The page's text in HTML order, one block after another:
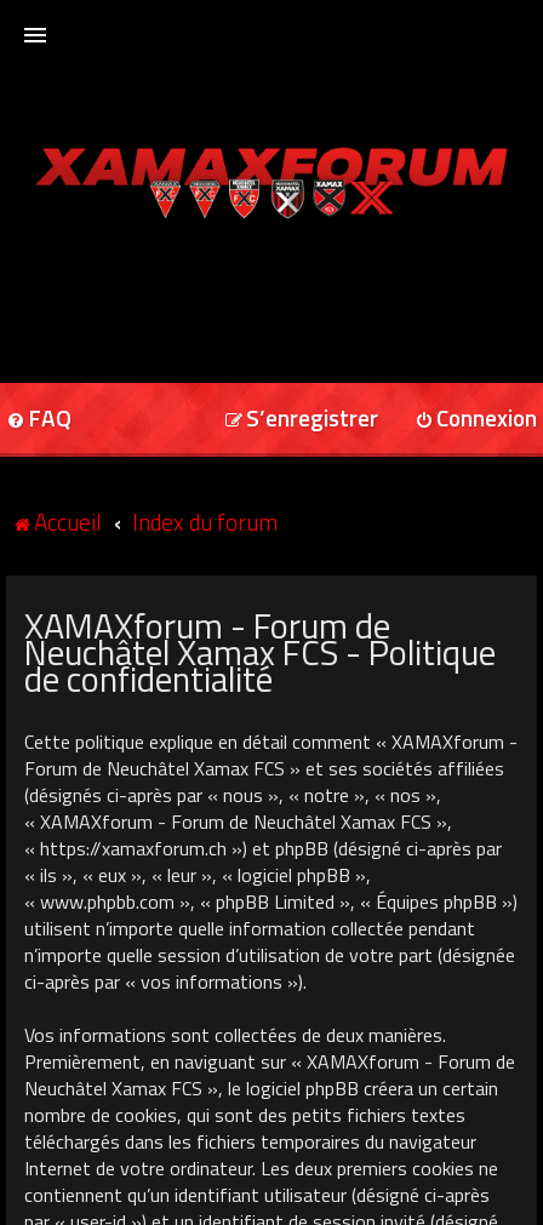
XAMAXFORUM
FAQ Connexion
S’enregistrer
Accueil Index du forum
XAMAXforum - Forum de
Neuchâtel Xamax FCS - Politique
de confidentialité
Cette politique explique en détail comment « XAMAXforum -
Forum de Neuchâtel Xamax FCS » et ses sociétés affiliées
(désignés ci-après par « nous », « notre », « nos »,
« XAMAXforum - Forum de Neuchâtel Xamax FCS »,
« https://xamaxforum.ch ») et phpBB (désigné ci-après par
« ils », « eux », « leur », « logiciel phpBB »,
« www.phpbb.com », « phpBB Limited », « Équipes phpBB »)
utilisent n’importe quelle information collectée pendant
n’importe quelle session d’utilisation de votre part (désignée
ci-après par « vos informations »).
Vos informations sont collectées de deux manières.
Premièrement, en naviguant sur « XAMAXforum - Forum de
Neuchâtel Xamax FCS », le logiciel phpBB créera un certain
nombre de cookies, qui sont des petits fichiers textes
téléchargés dans les fichiers temporaires du navigateur
Internet de votre ordinateur. Les deux premiers cookies ne
contiennent qu’un identifiant utilisateur (désigné ci-après